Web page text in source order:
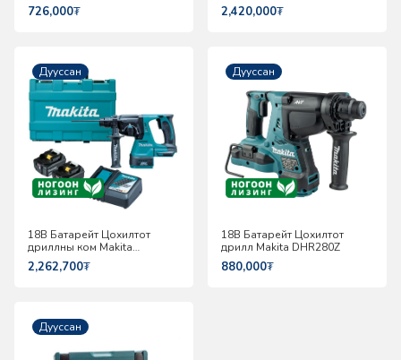
726,000₮ 2,420,000₮
Дууссан
18В Батарейт Цохилтот
дриллны ком Makita
DHR242RTE
2,262,700₮
Дууссан
18В Батарейт Цохилтот
дрилл Makita DHR280Z
880,000₮
Дууссан